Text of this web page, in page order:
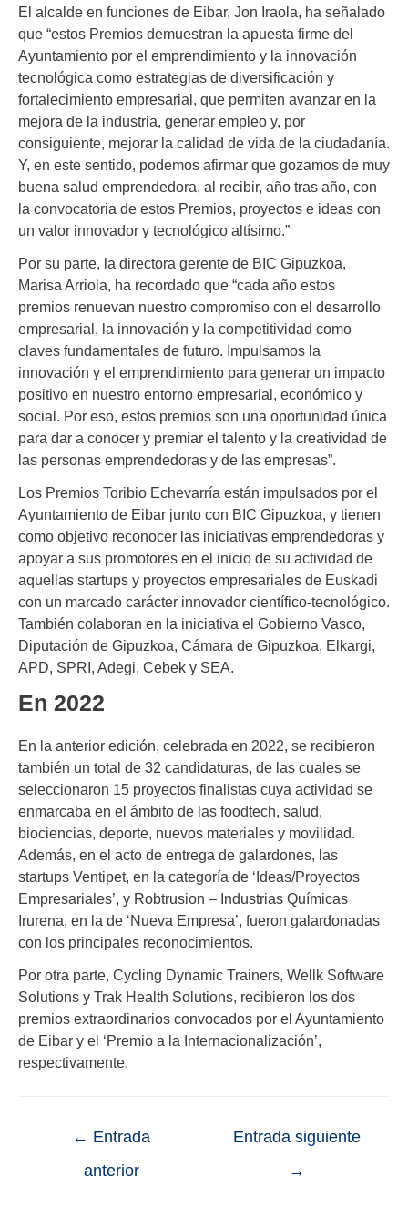
El alcalde en funciones de Eibar, Jon Iraola, ha señalado
que “estos Premios demuestran la apuesta firme del
Ayuntamiento por el emprendimiento y la innovación
tecnológica como estrategias de diversificación y
fortalecimiento empresarial, que permiten avanzar en la
mejora de la industria, generar empleo y, por
consiguiente, mejorar la calidad de vida de la ciudadanía.
Y, en este sentido, podemos afirmar que gozamos de muy
buena salud emprendedora, al recibir, año tras año, con
la convocatoria de estos Premios, proyectos e ideas con
un valor innovador y tecnológico altísimo.”
Por su parte, la directora gerente de BIC Gipuzkoa,
Marisa Arriola, ha recordado que “cada año estos
premios renuevan nuestro compromiso con el desarrollo
empresarial, la innovación y la competitividad como
claves fundamentales de futuro. Impulsamos la
innovación y el emprendimiento para generar un impacto
positivo en nuestro entorno empresarial, económico y
social. Por eso, estos premios son una oportunidad única
para dar a conocer y premiar el talento y la creatividad de
las personas emprendedoras y de las empresas”.
Los Premios Toribio Echevarría están impulsados por el
Ayuntamiento de Eibar junto con BIC Gipuzkoa, y tienen
como objetivo reconocer las iniciativas emprendedoras y
apoyar a sus promotores en el inicio de su actividad de
aquellas startups y proyectos empresariales de Euskadi
con un marcado carácter innovador científico-tecnológico.
También colaboran en la iniciativa el Gobierno Vasco,
Diputación de Gipuzkoa, Cámara de Gipuzkoa, Elkargi,
APD, SPRI, Adegi, Cebek y SEA.
En 2022
En la anterior edición, celebrada en 2022, se recibieron
también un total de 32 candidaturas, de las cuales se
seleccionaron 15 proyectos finalistas cuya actividad se
enmarcaba en el ámbito de las foodtech, salud,
biociencias, deporte, nuevos materiales y movilidad.
Además, en el acto de entrega de galardones, las
startups Ventipet, en la categoría de ‘Ideas/Proyectos
Empresariales’, y Robtrusion – Industrias Químicas
Irurena, en la de ‘Nueva Empresa’, fueron galardonadas
con los principales reconocimientos.
Por otra parte, Cycling Dynamic Trainers, Wellk Software
Solutions y Trak Health Solutions, recibieron los dos
premios extraordinarios convocados por el Ayuntamiento
de Eibar y el ‘Premio a la Internacionalización’,
respectivamente.
← Entrada
anterior
Entrada siguiente
→